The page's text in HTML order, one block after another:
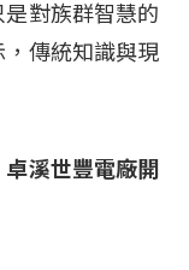
對族群智慧的
傳統知識與現
溪世豐電廠開